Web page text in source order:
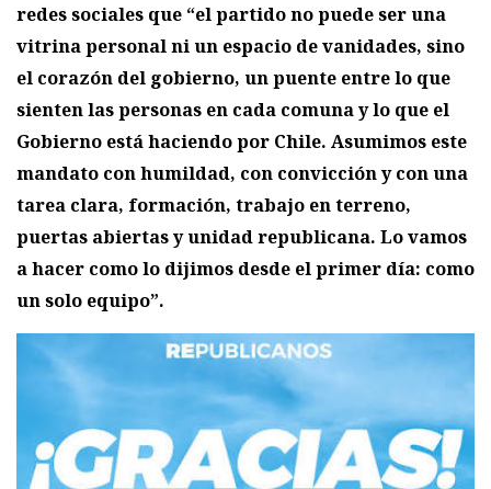
redes sociales que “el partido no puede ser una
vitrina personal ni un espacio de vanidades, sino
el corazón del gobierno, un puente entre lo que
sienten las personas en cada comuna y lo que el
Gobierno está haciendo por Chile. Asumimos este
mandato con humildad, con convicción y con una
tarea clara, formación, trabajo en terreno,
puertas abiertas y unidad republicana. Lo vamos
a hacer como lo dijimos desde el primer día: como
un solo equipo”.